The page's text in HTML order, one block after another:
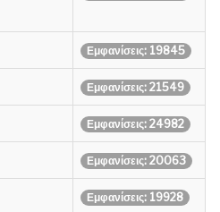
Εμφανίσεις: 19845
Εμφανίσεις: 21549
Εμφανίσεις: 24982
Εμφανίσεις: 20063
Εμφανίσεις: 19928